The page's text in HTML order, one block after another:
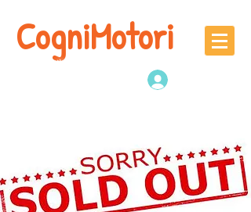
CogniMotori
Naschoolse